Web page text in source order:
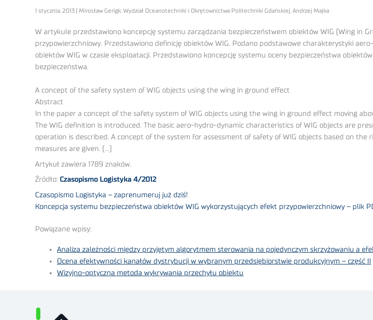
1 stycznia, 2013 | Mirosław Gerigk, Wydział Oceanotechniki i Okrętownictwa Politechniki Gdańskiej, Andrzej Majka
W artykule przedstawiono koncepcję systemu zarządzania bezpieczeństwem obiektów WIG (Wing in
przypowierzchniowy. Przedstawiono definicję obiektów WIG. Podano podstawowe charakterystyki
obiektów WIG w czasie eksploatacji. Przedstawiono koncepcję systemu oceny bezpieczeństwa
bezpieczeństwa.
A concept of the safety system of WIG objects using the wing in ground effect
Abstract
In the paper a concept of the safety system of WIG objects using the wing in ground effect moving
The WIG definition is introduced. The basic aero-hydro-dynamic characteristics of WIG objects are
operation is described. A concept of the system for assessment of safety of WIG objects based on
measures are given. (…)
Artykuł zawiera 1789 znaków.
Źródło: Czasopismo Logistyka 4/2012
Czasopismo Logistyka – zaprenumeruj już dziś!
Koncepcja systemu bezpieczeństwa obiektów WIG wykorzystujących efekt przypowierzchniowy – plik
Powiązane wpisy:
Analiza zależności między przyjętym algorytmem sterowania na pojedynczym skrzyżowaniu a
Ocena efektywności kanałów dystrybucji w wybranym przedsiębiorstwie produkcyjnym – część II
Wizyjno-optyczna metoda wykrywania przechyłu obiektu